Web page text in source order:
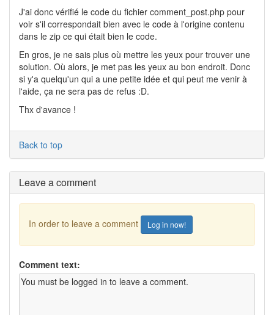
J'ai donc vérifié le code du fichier comment_post.php pour
voir s'il correspondait bien avec le code à l'origine contenu
dans le zip ce qui était bien le code.
En gros, je ne sais plus où mettre les yeux pour trouver une
solution. Où alors, je met pas les yeux au bon endroit. Donc
si y'a quelqu'un qui a une petite idée et qui peut me venir à
l'aide, ça ne sera pas de refus :D.
Thx d'avance !
Back to top
Leave a comment
In order to leave a comment Log in now!
Comment text: